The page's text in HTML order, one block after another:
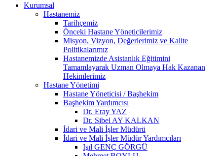
Kurumsal
Hastanemiz
Tarihçemiz
Önceki Hastane Yöneticilerimiz
Misyon, Vizyon, Değerlerimiz ve Kalite
Politikalarımız
Hastanemizde Asistanlık Eğitimini
Tamamlayarak Uzman Olmaya Hak Kazanan
Hekimlerimiz
Hastane Yönetimi
Hastane Yöneticisi / Başhekim
Başhekim Yardımcısı
Dr. Eray YAZ
Dr. Sibel AY KALKAN
İdari ve Mali İşler Müdürü
İdari ve Mali İşler Müdür Yardımcıları
Işıl GENÇ GÖRGÜ